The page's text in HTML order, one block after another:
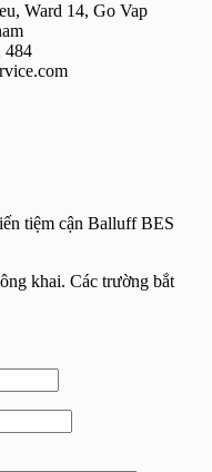
Ward 14, Go Vap
484
tiệm cận Balluff BES
khai. Các trường bắt